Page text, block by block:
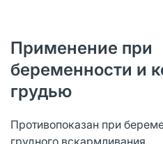
Применение при
беременности и
грудью
Противопоказан при
грудного вскармливания.